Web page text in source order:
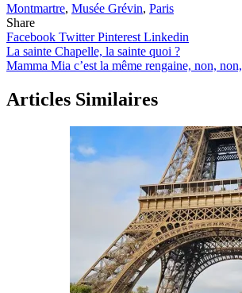
Montmartre, Musée Grévin, Paris
Share
Facebook TwitterPinterest Linkedin
Navigation
de
l’article
La sainte Chapelle, la sainte quoi ?
Mamma Mia c’est la même rengaine, non,
Articles Similaires